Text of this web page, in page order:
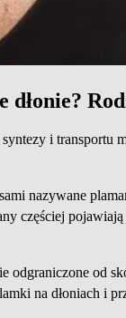
dłonie?
i transportu
nazywane
częściej
odgraniczone od
na dłoniach i